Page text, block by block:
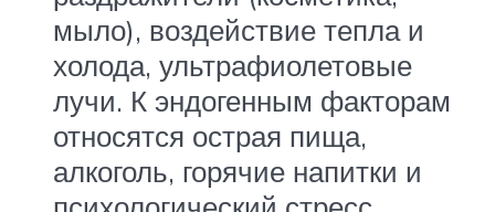
мыло), воздействие тепла и
холода, ультрафиолетовые
лучи. К эндогенным факторам
относятся острая пища,
алкоголь, горячие напитки и